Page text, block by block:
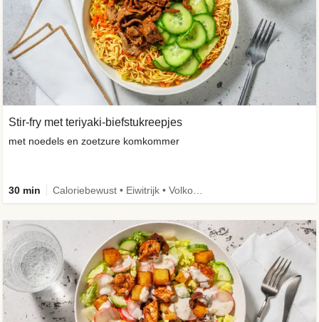
Stir-fry met teriyaki-biefstukreepjes
met noedels en zoetzure komkommer
30 min